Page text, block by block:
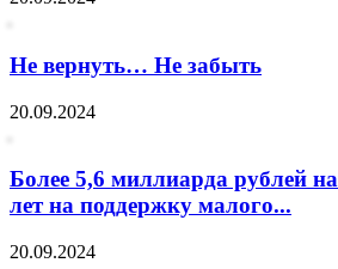
Не вернуть… Не забыть
20.09.2024
Более 5,6 миллиарда рублей
лет на поддержку малого...
20.09.2024